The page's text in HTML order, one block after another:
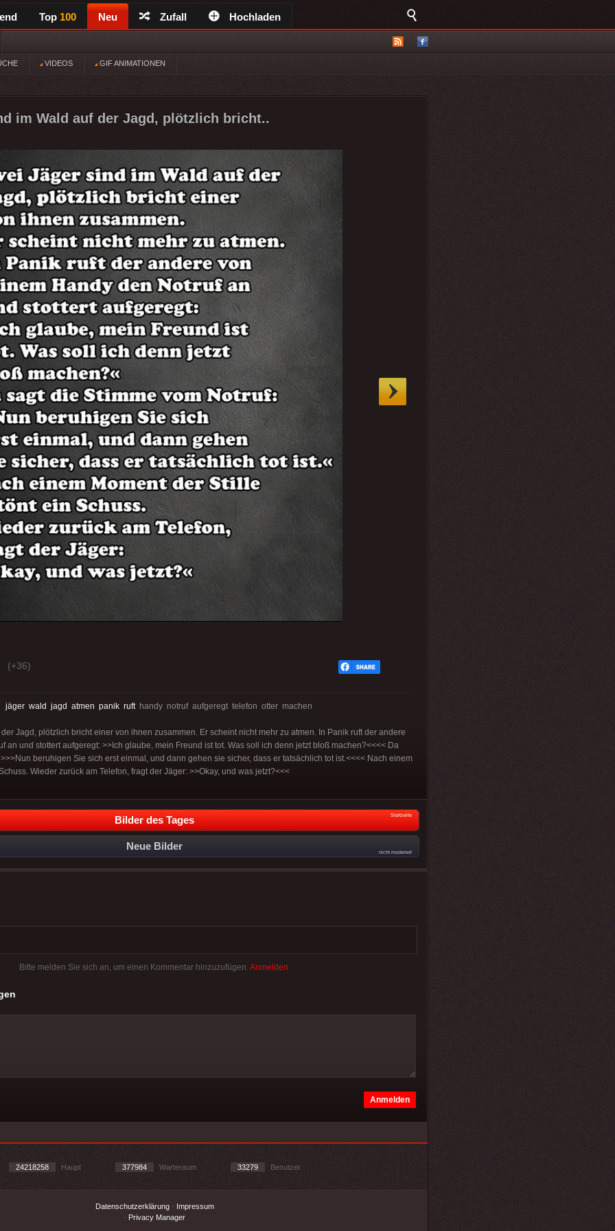
Top 100 Neu Zufall Hochladen
VIDEOS GIF ANIMATIONEN
im Wald auf der Jagd, plötzlich bricht..
(+36)
jäger wald jagd atmen panik rufthandy notruf aufgeregt telefon otter machen
Jagd, plötzlich bricht einer von ihnen zusammen. Er scheint nicht mehr zu atmen. In Panik ruft der andere
an und stottert aufgeregt: >>Ich glaube, mein Freund ist tot. Was soll ich denn jetzt bloß machen?<<<< Da
beruhigen Sie sich erst einmal, und dann gehen sie sicher, dass er tatsächlich tot ist.<<<< Nach einem
Wieder zurück am Telefon, fragt der Jäger: >>Okay, und was jetzt?<<<
Bilder des Tages Startseite
Neue Bilder
nicht moderiert
Bitte melden Sie sich an, um einen Kommentar hinzuzufügen. Anmelden
24218258 Haupt 377984 Warteraum 33279 Benutzer
Datenschutzerklärung- Impressum
- Privacy Manager